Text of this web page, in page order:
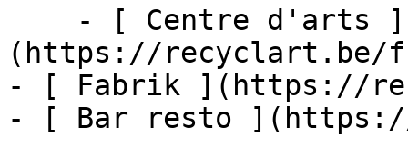
(https://recyclart.be/
- [ Fabrik ](https://
- [ Bar resto